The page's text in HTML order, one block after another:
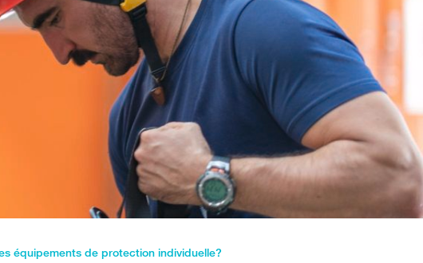
équipements de protection individuelle?